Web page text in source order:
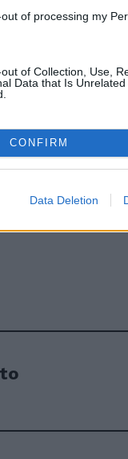
of processing my
of Collection, Use,
Data that Is
CONFIRM
Data Deletion